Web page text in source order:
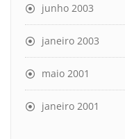
junho 2003
janeiro 2003
maio 2001
janeiro 2001